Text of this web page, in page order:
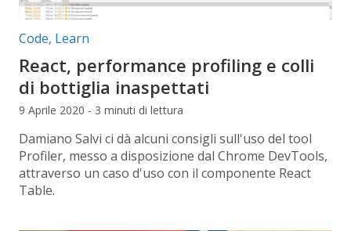
Categorie articolo:
Code, Learn
React, performance profiling e colli
di bottiglia inaspettati
9 Aprile 2020 - 3 minuti di lettura
Damiano Salvi ci dà alcuni consigli sull'uso del tool
Profiler, messo a disposizione dal Chrome DevTools,
attraverso un caso d'uso con il componente React
Table.